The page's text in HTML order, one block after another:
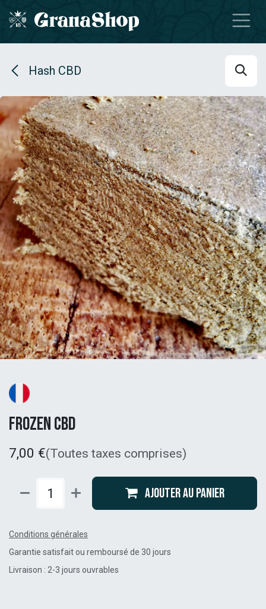
Se rendre au contenu
Hash CBD
Frozen CBD
7,00 €(Toutes taxes comprises)
Ajouter au panier
Conditions générales
Garantie satisfait ou remboursé de 30 jours
Livraison : 2-3 jours ouvrables